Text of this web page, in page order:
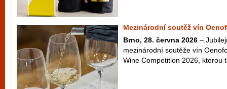
Mezinárodní soutěž vín
Brno, 28. června 2026 –
mezinárodní soutěže vín
Wine Competition 2026, kterou